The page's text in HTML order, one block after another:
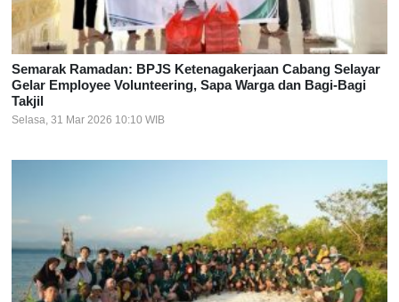
Semarak Ramadan: BPJS Ketenagakerjaan Cabang Selayar
Gelar Employee Volunteering, Sapa Warga dan Bagi-Bagi
Takjil
Selasa, 31 Mar 2026 10:10 WIB